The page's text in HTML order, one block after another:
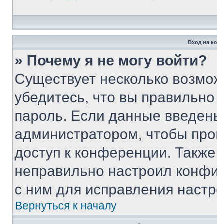
Вход на
» Почему я не могу войти?
Существует несколько
убедитесь, что вы
пароль. Если данные
администратором, чтобы
доступ к конференции.
неправильно настроил
с ним для исправления
Вернуться к началу